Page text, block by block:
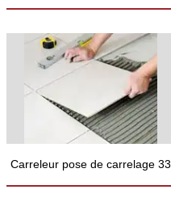
Carreleur pose de carrelage 33